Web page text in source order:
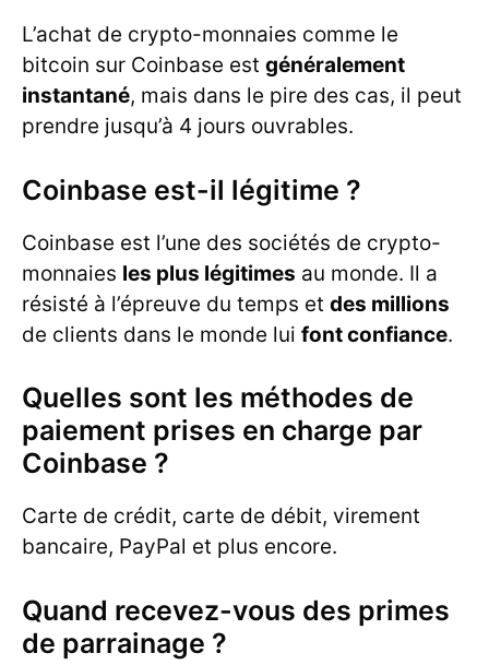
L’achat de crypto-monnaies comme le
bitcoin sur Coinbase est généralement
instantané, mais dans le pire des cas, il peut
prendre jusqu’à 4 jours ouvrables.
Coinbase est-il légitime ?
Coinbase est l’une des sociétés de crypto-
monnaies les plus légitimes au monde. Il a
résisté à l’épreuve du temps et des millions
de clients dans le monde lui font confiance.
Quelles sont les méthodes de
paiement prises en charge par
Coinbase ?
Carte de crédit, carte de débit, virement
bancaire, PayPal et plus encore.
Quand recevez-vous des primes
de parrainage ?